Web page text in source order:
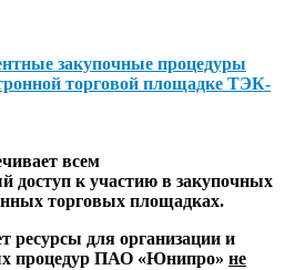
закупочные процедуры
торговой площадке ТЭК-
всем
доступ к участию в закупочных
торговых площадках.
ресурсы для организации и
процедур ПАО «Юнипро» не